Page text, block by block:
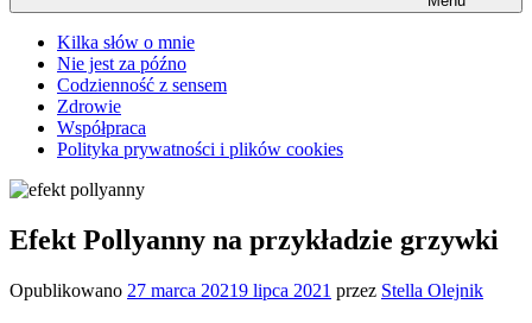
Kilka słów o mnie
Nie jest za późno
Codzienność z sensem
Zdrowie
Współpraca
Polityka prywatności i plików cookies
Efekt Pollyanny na przykładzie grzywki
Opublikowano 27 marca 20219 lipca 2021 przez Stella Olejnik